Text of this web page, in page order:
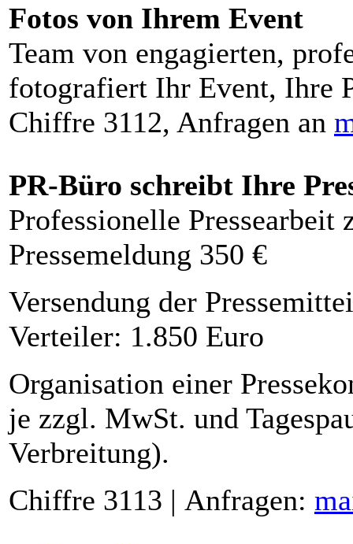
Fotos von Ihrem Event
Team von engagierten,
fotografiert Ihr Event, Ihre
Chiffre 3112, Anfragen an
PR-Büro schreibt Ihre
Professionelle Pressearbeit
Pressemeldung 350 €
Versendung der
Verteiler: 1.850 Euro
Organisation einer
je zzgl. MwSt. und
Verbreitung).
Chiffre 3113 | Anfragen: